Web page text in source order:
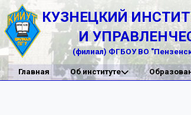
КУЗНЕЦКИЙ
И
(филиал) ФГБОУ ВО
Главная Об институте